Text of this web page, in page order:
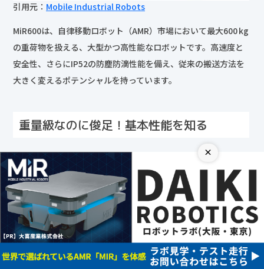
×
引用元： Mobile Industrial Robots
MiR600は、自律移動ロボット（AMR）市場において最大600 kg
の重荷物を扱える、大型かつ高性能なロボットです。高速度と
安全性、さらにIP52の防塵防滴性能を備え、従来の搬送方法を
大きく変えるポテンシャルを持っています。
重量級なのに俊足！基本性能を知る
MiR600は、600 kgもの重さを2.0 m/s（時速7.2 km）で駆け抜
ける性能を備えています。長時間の稼働や狭所でのすれ違いに
も対応できる優れたスペックです。
最大積載量：600 kg
最大速度：2.0 m/s（7.2 km/h）
ロード面積：1 304 × 864 mm
本体寸法：長さ1 350 × 幅 910 × 高さ 322 mm、重量約240 kg
最小通路：2.7 m（小型保護領域設定時）〜3.5 m（標準）